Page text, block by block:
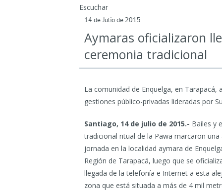
Escuchar
14 de Julio de 2015
Aymaras oficializaron
ceremonia tradicional
La comunidad de Enquelga, en
gestiones público-privadas lideradas por
Santiago, 14 de julio de 2015.- Bailes y
tradicional ritual de la Pawa marcaron una
jornada en la localidad aymara de
Región de Tarapacá, luego que se
llegada de la telefonía e Internet a esta
zona que está situada a más de 4 mil